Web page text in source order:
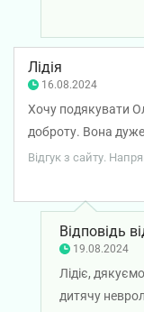
смакує наша
цукру. Ми
сервісу для
Бажаємо
Лідія
16.08.2024
Хочу подякувати
доброту. Вона
не перший раз.
Відгук з сайту.
Відповідь
19.08.2024
Лідіє,
дитячу